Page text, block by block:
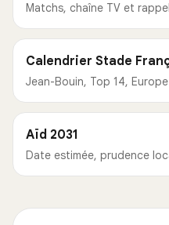
Matchs, chaîne TV et
Calendrier Stade
Jean-Bouin, Top 14,
Aïd 2031
Date estimée, prudence